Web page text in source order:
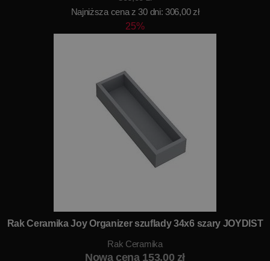
Najniższa cena z 30 dni: 306,00 zł
25%
Rak Ceramika Joy Organizer szuflady 34x6 szary JOYDIST
Rak Ceramika
Nowa cena 153,00 zł